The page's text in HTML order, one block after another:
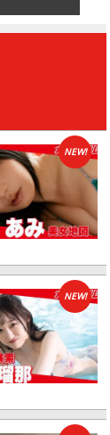
NEW!
NEW!